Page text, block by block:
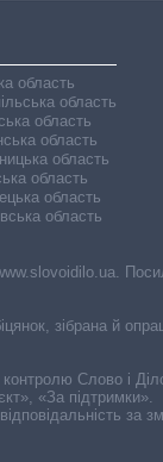
область
область
область
область
область
область
область
область
зібрана й
Слово і
«За підтримки».
за